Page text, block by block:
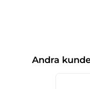
Andra